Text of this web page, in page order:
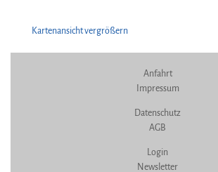
Kartenansicht vergrößern
Anfahrt
Impressum
Datenschutz
AGB
Login
Newsletter